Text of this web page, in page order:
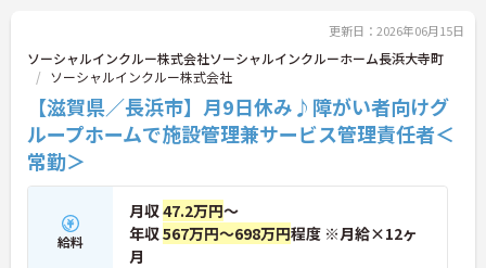
境です。正社員登用制度や産休・育休制度も整って
いるため、ライフステージに合わせて長く働き続け
られます。介護に挑戦したい方や、空いた時間を有
効活用したい方におすすめです。ご興味のある方は
詳細等をお伝えしますので、お気軽にお問い合わせ
ください。
更新日：2026年06月15日
ソーシャルインクルー株式会社ソーシャルインクルーホーム長浜大寺町
ソーシャルインクルー株式会社
【滋賀県／長浜市】月9日休み♪障がい者向けグ
ループホームで施設管理兼サービス管理責任者＜
常勤＞
給料
月収47.2万円～
年収567万円～698万円程度 ※月給×12ヶ
月